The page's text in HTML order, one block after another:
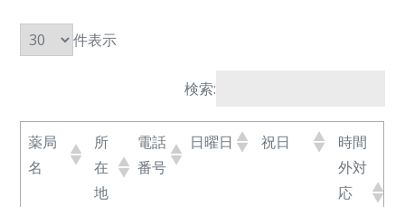
件表示
検索:
薬局
名
所
在
地
電話
番号
日曜日 祝日
時間
外対
応